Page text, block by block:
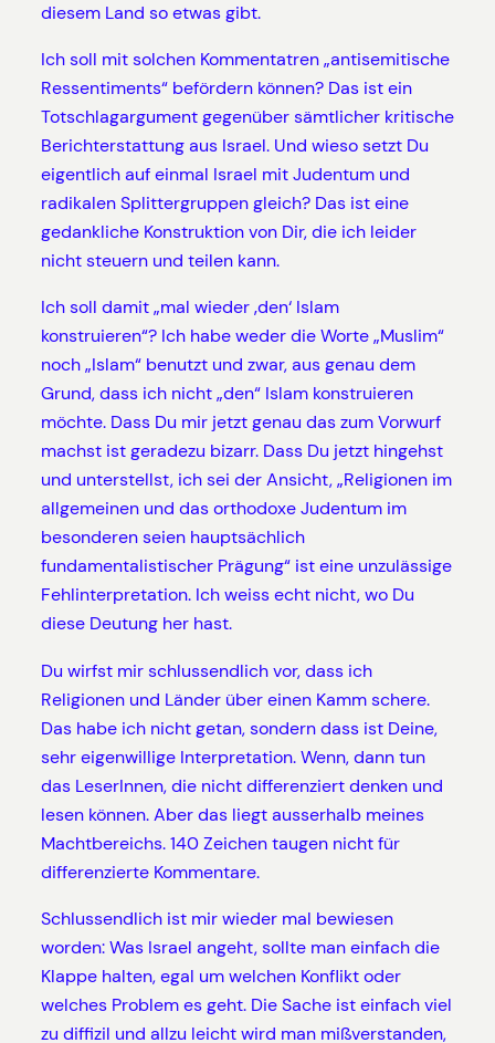
diesem Land so etwas gibt.
Ich soll mit solchen Kommentatren „antisemitische
Ressentiments“ befördern können? Das ist ein
Totschlagargument gegenüber sämtlicher kritische
Berichterstattung aus Israel. Und wieso setzt Du
eigentlich auf einmal Israel mit Judentum und
radikalen Splittergruppen gleich? Das ist eine
gedankliche Konstruktion von Dir, die ich leider
nicht steuern und teilen kann.
Ich soll damit „mal wieder ‚den‘ Islam
konstruieren“? Ich habe weder die Worte „Muslim“
noch „Islam“ benutzt und zwar, aus genau dem
Grund, dass ich nicht „den“ Islam konstruieren
möchte. Dass Du mir jetzt genau das zum Vorwurf
machst ist geradezu bizarr. Dass Du jetzt hingehst
und unterstellst, ich sei der Ansicht, „Religionen im
allgemeinen und das orthodoxe Judentum im
besonderen seien hauptsächlich
fundamentalistischer Prägung“ ist eine unzulässige
Fehlinterpretation. Ich weiss echt nicht, wo Du
diese Deutung her hast.
Du wirfst mir schlussendlich vor, dass ich
Religionen und Länder über einen Kamm schere.
Das habe ich nicht getan, sondern dass ist Deine,
sehr eigenwillige Interpretation. Wenn, dann tun
das LeserInnen, die nicht differenziert denken und
lesen können. Aber das liegt ausserhalb meines
Machtbereichs. 140 Zeichen taugen nicht für
differenzierte Kommentare.
Schlussendlich ist mir wieder mal bewiesen
worden: Was Israel angeht, sollte man einfach die
Klappe halten, egal um welchen Konflikt oder
welches Problem es geht. Die Sache ist einfach viel
zu diffizil und allzu leicht wird man mißverstanden,